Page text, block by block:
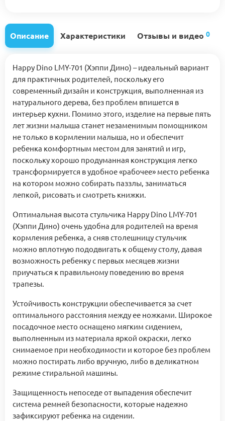
Описание Характеристики Отзывы и видео 0
Happy Dino LMY-701 (Хэппи Дино) – идеальный вариант
для практичных родителей, поскольку его
современный дизайн и конструкция, выполненная из
натурального дерева, без проблем впишется в
интерьер кухни. Помимо этого, изделие на первые пять
лет жизни малыша станет незаменимым помощником
не только в кормлении малыша, но и обеспечит
ребенка комфортным местом для занятий и игр,
поскольку хорошо продуманная конструкция легко
трансформируется в удобное «рабочее» место ребенка
на котором можно собирать паззлы, заниматься
лепкой, рисовать и смотреть книжки.
Оптимальная высота стульчика Happy Dino LMY-701
(Хэппи Дино) очень удобна для родителей на время
кормления ребенка, а сняв столешницу стульчик
можно вплотную пододвигать к общему столу, давая
возможность ребенку с первых месяцев жизни
приучаться к правильному поведению во время
трапезы.
Устойчивость конструкции обеспечивается за счет
оптимального расстояния между ее ножками. Широкое
посадочное место оснащено мягким сидением,
выполненным из материала яркой окраски, легко
снимаемое при необходимости и которое без проблем
можно постирать либо вручную, либо в деликатном
режиме стиральной машины.
Защищенность непоседе от выпадения обеспечит
система ремней безопасности, которые надежно
зафиксируют ребенка на сидении.